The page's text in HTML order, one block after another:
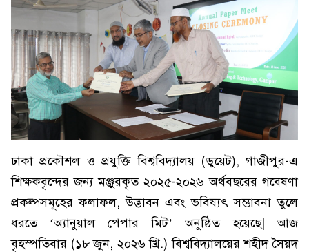
ঢাকা প্রকৌশল ও প্রযুক্তি বিশ্ববিদ্যালয় (ডুয়েট), গাজীপুর-এ
শিক্ষকবৃন্দের জন্য মঞ্জুরকৃত ২০২৫-২০২৬ অর্থবছরের গবেষণা
প্রকল্পসমূহের ফলাফল, উদ্ভাবন এবং ভবিষ্যৎ সম্ভাবনা তুলে
ধরতে ‘অ্যানুয়াল পেপার মিট’ অনুষ্ঠিত হয়েছে| আজ
বৃহস্পতিবার (১৮ জুন, ২০২৬ খ্রি.) বিশ্ববিদ্যালয়ের শহীদ সৈয়দ